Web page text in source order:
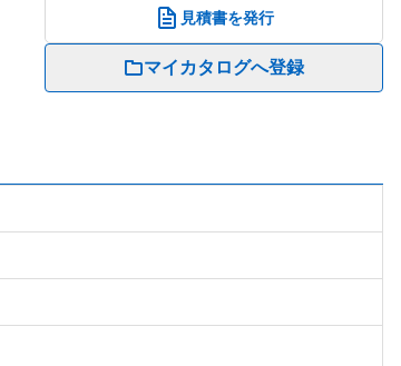
見積書を発行
マイカタログへ登録